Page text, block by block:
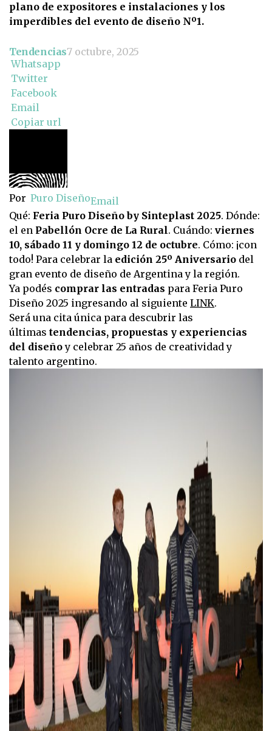
plano de expositores e instalaciones y los
imperdibles del evento de diseño Nº1.
Tendencias7 octubre, 2025
Whatsapp
Twitter
Facebook
Email
Copiar url
Por Puro DiseñoEmail
Qué: Feria Puro Diseño by Sinteplast 2025. Dónde:
el en Pabellón Ocre de La Rural. Cuándo: viernes
10, sábado 11 y domingo 12 de octubre. Cómo: ¡con
todo! Para celebrar la edición 25º Aniversario del
gran evento de diseño de Argentina y la región.
Ya podés comprar las entradas para Feria Puro
Diseño 2025 ingresando al siguiente LINK.
Será una cita única para descubrir las
últimas tendencias, propuestas y experiencias
del diseñoy celebrar 25 años de creatividad y
talento argentino.